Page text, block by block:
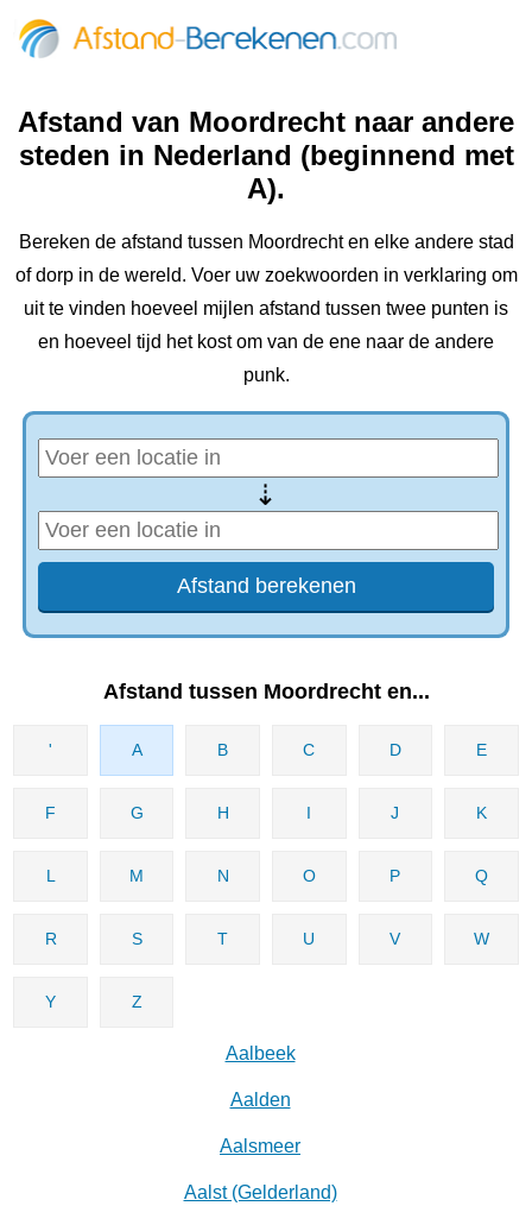
Afstand van Moordrecht naar andere
steden in Nederland (beginnend met
A).
Bereken de afstand tussen Moordrecht en elke andere stad
of dorp in de wereld. Voer uw zoekwoorden in verklaring om
uit te vinden hoeveel mijlen afstand tussen twee punten is
en hoeveel tijd het kost om van de ene naar de andere
punk.
⇢
Afstand tussen Moordrecht en...
' A B C D E
F G H I J K
L M N O P Q
R S T U V W
Y Z
Aalbeek
Aalden
Aalsmeer
Aalst (Gelderland)